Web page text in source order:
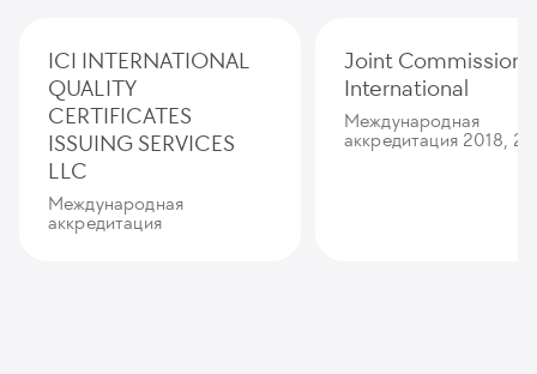
ICI INTERNATIONAL
QUALITY
CERTIFICATES
ISSUING SERVICES
LLC
Международная
аккредитация
Joint Commission
International
Международная
аккредитация 2018,